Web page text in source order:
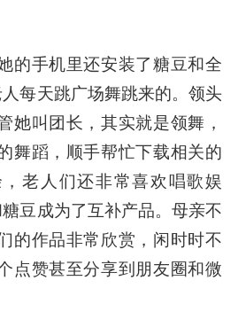
手机里还安装了糖豆和全
每天跳广场舞跳来的。领头
她叫团长，其实就是领舞，
舞蹈，顺手帮忙下载相关的
老人们还非常喜欢唱歌娱
豆成为了互补产品。母亲不
的作品非常欣赏，闲时时不
点赞甚至分享到朋友圈和微